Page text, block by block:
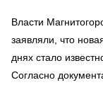
Власти
заявляли, что
днях стало
Согласно